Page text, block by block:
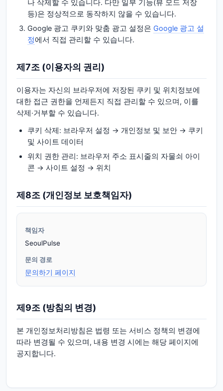
나 삭제할 수 있습니다. 다만 일부 기능(뷰 모드 저장
등)은 정상적으로 동작하지 않을 수 있습니다.
Google 광고 쿠키와 맞춤 광고 설정은 Google 광고 설
정에서 직접 관리할 수 있습니다.
제7조 (이용자의 권리)
이용자는 자신의 브라우저에 저장된 쿠키 및 위치정보에
대한 접근 권한을 언제든지 직접 관리할 수 있으며, 이를
삭제·거부할 수 있습니다.
쿠키 삭제: 브라우저 설정 → 개인정보 및 보안 → 쿠키
및 사이트 데이터
위치 권한 관리: 브라우저 주소 표시줄의 자물쇠 아이
콘 → 사이트 설정 → 위치
제8조 (개인정보 보호책임자)
책임자
SeoulPulse
문의 경로
문의하기 페이지
제9조 (방침의 변경)
본 개인정보처리방침은 법령 또는 서비스 정책의 변경에
따라 변경될 수 있으며, 내용 변경 시에는 해당 페이지에
공지합니다.